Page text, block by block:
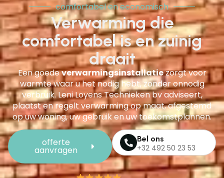
comfortabel en economisch
Verwarming die
comfortabel is en zuinig
draait
Een goedeverwarmingsinstallatiezorgt voor
warmte waar u het nodig hebt, zonder onnodig
verbruik. Leni Loyens Technieken bv adviseert,
plaatst en regelt verwarming op maat, afgestemd
op uw woning, uw gebruik en uw toekomstplannen.
offerte
aanvragen
Bel ons
+32 492 50 23 53